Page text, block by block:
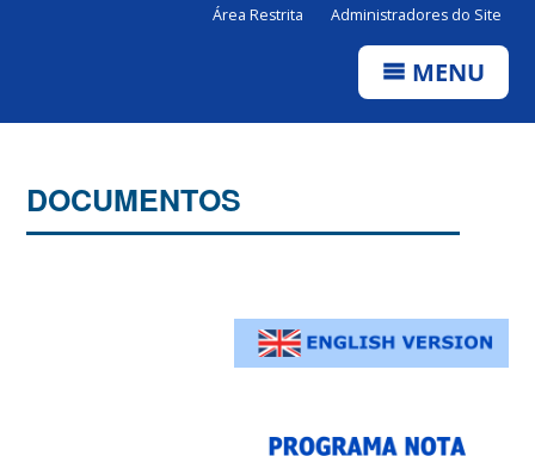
Área Restrita Administradores do Site
MENU
DOCUMENTOS